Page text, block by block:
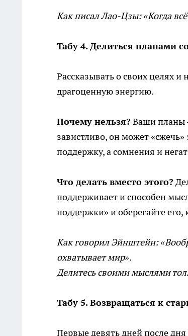
Как писал Лао-Цзы: «Когда
Табу 4. Делиться планами
Рассказывать о своих целях
драгоценную энергию.
Почему нельзя?Ваши планы
завистливо, он может
поддержку, а сомнения и
Что делать вместо этого?
поддерживает и способен
поддержки» и оберегайте
Как говорил Эйнштейн:
охватывает мир».
Делитесь своими мыслями
Табу 5. Возвращаться к
Первые девять дней после